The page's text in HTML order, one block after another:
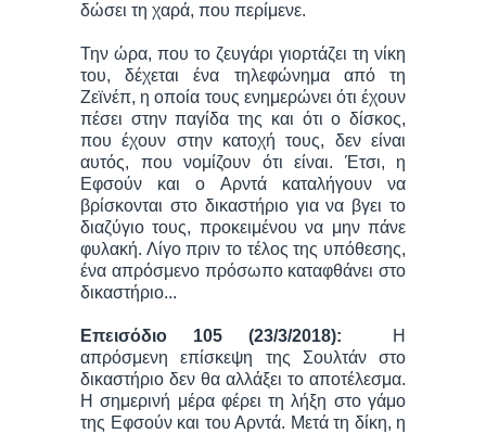
δώσει τη χαρά, που περίμενε.
Την ώρα, που το ζευγάρι γιορτάζει τη νίκη
του, δέχεται ένα τηλεφώνημα από τη
Ζεϊνέπ, η οποία τους ενημερώνει ότι έχουν
πέσει στην παγίδα της και ότι ο δίσκος,
που έχουν στην κατοχή τους, δεν είναι
αυτός, που νομίζουν ότι είναι. Έτσι, η
Εφσούν και ο Αρντά καταλήγουν να
βρίσκονται στο δικαστήριο για να βγει το
διαζύγιο τους, προκειμένου να μην πάνε
φυλακή. Λίγο πριν το τέλος της υπόθεσης,
ένα απρόσμενο πρόσωπο καταφθάνει στο
δικαστήριο...
Επεισόδιο 105 (23/3/2018):
Η
απρόσμενη επίσκεψη της Σουλτάν στο
δικαστήριο δεν θα αλλάξει το αποτέλεσμα.
Η σημερινή μέρα φέρει τη λήξη στο γάμο
της Εφσούν και του Αρντά. Μετά τη δίκη, η